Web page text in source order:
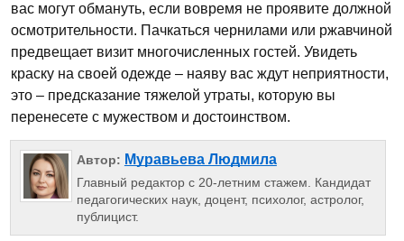
вас могут обмануть, если вовремя не проявите должной
осмотрительности. Пачкаться чернилами или ржавчиной
предвещает визит многочисленных гостей. Увидеть
краску на своей одежде – наяву вас ждут неприятности,
это – предсказание тяжелой утраты, которую вы
перенесете с мужеством и достоинством.
Автор: Муравьева Людмила
Главный редактор с 20-летним стажем. Кандидат
педагогических наук, доцент, психолог, астролог,
публицист.